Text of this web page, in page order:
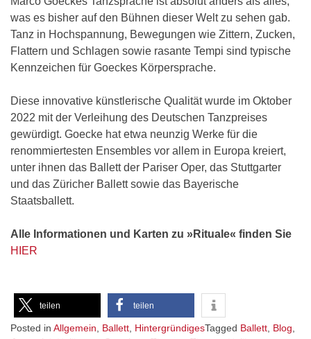
was es bisher auf den Bühnen dieser Welt zu sehen gab.
Tanz in Hochspannung, Bewegungen wie Zittern, Zucken,
Flattern und Schlagen sowie rasante Tempi sind typische
Kennzeichen für Goeckes Körpersprache.
Diese innovative künstlerische Qualität wurde im Oktober
2022 mit der Verleihung des Deutschen Tanzpreises
gewürdigt. Goecke hat etwa neunzig Werke für die
renommiertesten Ensembles vor allem in Europa kreiert,
unter ihnen das Ballett der Pariser Oper, das Stuttgarter
und das Züricher Ballett sowie das Bayerische
Staatsballett.
Alle Informationen und Karten zu »Rituale« finden Sie
HIER
teilen teilen
Posted in Allgemein Ballett HintergründigesTagged Ballett Blog